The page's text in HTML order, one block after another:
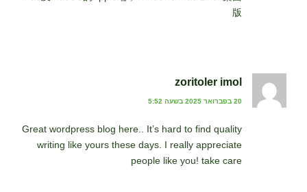
版
zoritoler imol
20 בפברואר 2025 בשעה 5:52
Great wordpress blog here.. It’s hard to find quality
writing like yours these days. I really appreciate
people like you! take care